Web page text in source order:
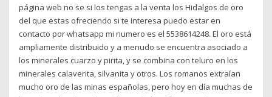
página web no se si los tengas a la venta los Hidalgos de oro
del que estas ofreciendo si te interesa puedo estar en
contacto por whatsapp mi numero es el 5538614248. El oro está
ampliamente distribuido y a menudo se encuentra asociado a
los minerales cuarzo y pirita, y se combina con teluro en los
minerales calaverita, silvanita y otros. Los romanos extraían
mucho oro de las minas españolas, pero hoy en día muchas de